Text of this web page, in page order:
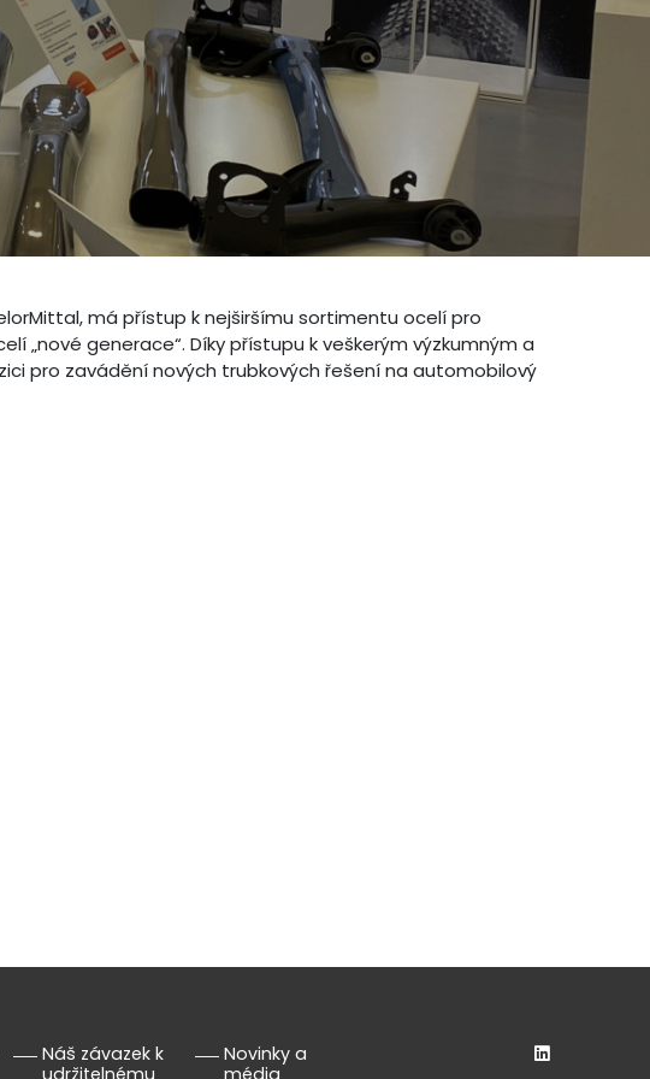
má přístup k nejširšímu sortimentu ocelí pro
„nové generace“. Díky přístupu k veškerým výzkumným a
pro zavádění nových trubkových řešení na automobilový
Náš závazek k
Novinky a